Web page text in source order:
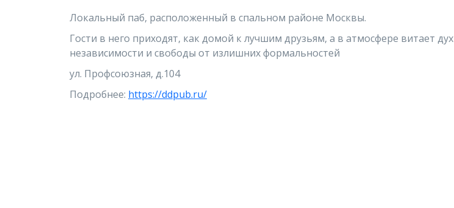
Локальный паб, расположенный в спальном районе Москвы.
Гости в него приходят, как домой к лучшим друзьям, а в атмосфере витает дух
независимости и свободы от излишних формальностей
ул. Профсоюзная, д.104
Подробнее: https://ddpub.ru/